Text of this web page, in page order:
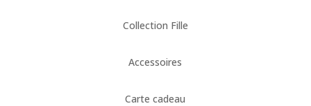
Collection Fille
Accessoires
Carte cadeau